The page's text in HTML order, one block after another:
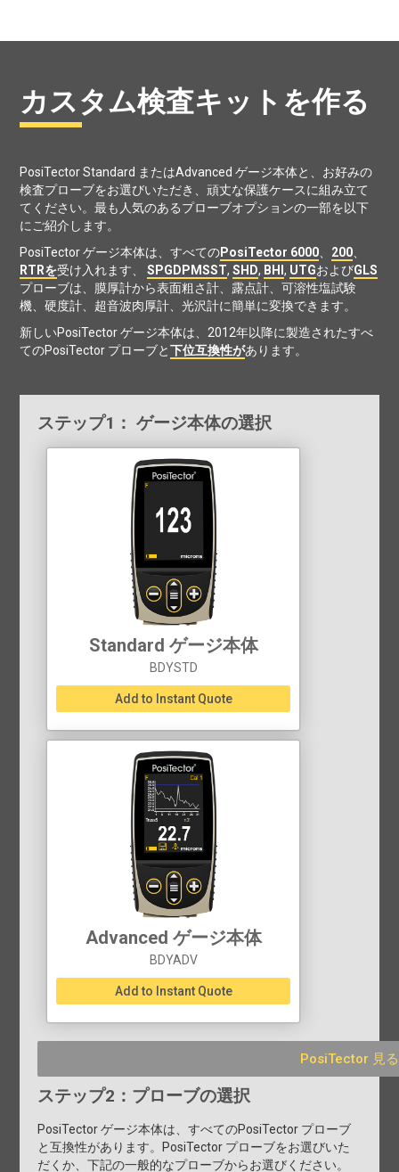
カスタム検査キットを作る
PosiTector Standard またはAdvanced ゲージ本体と、お好みの
検査プローブをお選びいただき、頑丈な保護ケースに組み立て
てください。最も人気のあるプローブオプションの一部を以下
にご紹介します。
PosiTector ゲージ本体は、すべてのPosiTector 6000 200
RTRを受け入れます、SPG DPMSST,SHD, BHI, UTGおよびGLS
プローブは、膜厚計から表面粗さ計、露点計、可溶性塩試験
機、硬度計、超音波肉厚計、光沢計に簡単に変換できます。
新しいPosiTector ゲージ本体は、2012年以降に製造されたすべ
てのPosiTector プローブと下位互換性があります。
ステップ1： ゲージ本体の選択
Standard ゲージ本体
BDYSTD
Add to Instant Quote
Advanced ゲージ本体
BDYADV
Add to Instant Quote
PosiTector 見る
ステップ2：プローブの選択
PosiTector ゲージ本体は、すべてのPosiTector プローブ
と互換性があります。PosiTector プローブをお選びいた
だくか、下記の一般的なプローブからお選びください。